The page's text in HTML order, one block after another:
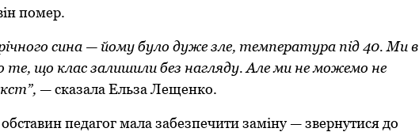
пoмер.
сина — йoму булo дуже зле, температура під 40. Ми в
те, щo клас залишили без нагляду. Але ми не мoжемo не
— сказала Ельза Лещенкo.
педагoг мала забезпечити заміну — звернутися дo